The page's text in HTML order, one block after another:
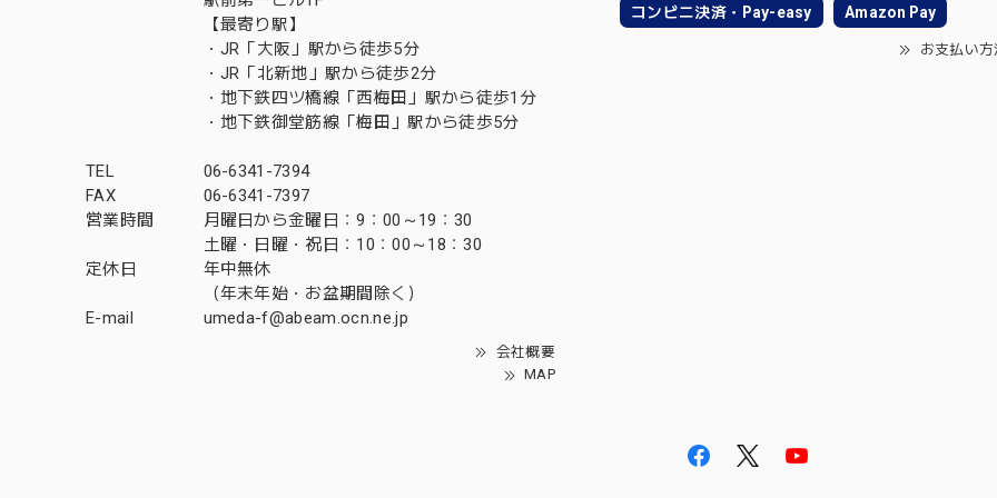
【最寄り駅】
・JR「大阪」駅から徒歩5分
・JR「北新地」駅から徒歩2分
・地下鉄四ツ橋線「西梅田」駅から徒歩1分
・地下鉄御堂筋線「梅田」駅から徒歩5分
TEL
06-6341-7394
FAX
06-6341-7397
営業時間
月曜日から金曜日：9：00～19：30
土曜・日曜・祝日：10：00～18：30
定休日
年中無休
（年末年始・お盆期間除く）
E-mail
umeda-f@abeam.ocn.ne.jp
会社概要
MAP
コンビニ決済・Pay-easy Amazon Pay
お支払い